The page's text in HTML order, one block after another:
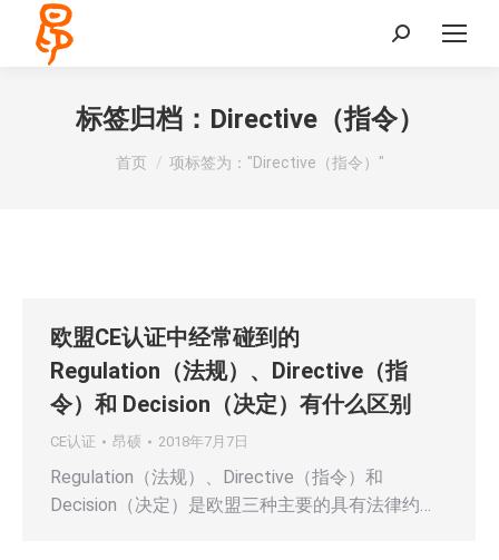
Search:
标签归档： Directive（指令）
您在这里：
首页 项标签为："Directive（指令）"
欧盟CE认证中经常碰到的
Regulation（法规）、Directive（指
令）和 Decision（决定）有什么区别
CE认证 昂硕 2018年7月7日
Regulation（法规）、Directive（指令）和
Decision（决定）是欧盟三种主要的具有法律约…